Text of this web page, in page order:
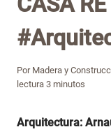
Por Madera y
lectura 3 minutos
Arquitectura: